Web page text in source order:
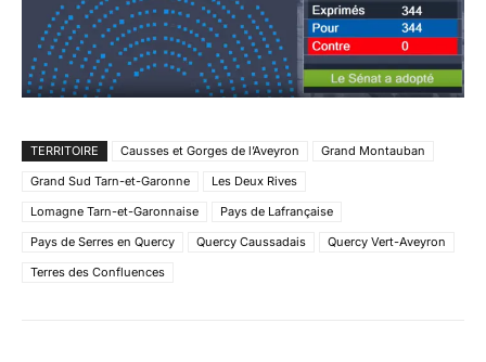
TERRITOIRE Causses et Gorges de l’Aveyron
Grand Montauban
Grand Sud Tarn-et-Garonne
Les Deux Rives
Lomagne Tarn-et-Garonnaise
Pays de Lafrançaise
Pays de Serres en Quercy
Quercy Caussadais
Quercy Vert-Aveyron
Terres des Confluences